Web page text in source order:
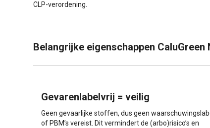
CLP-verordening.
Belangrijke eigenschappen CaluGreen
Gevarenlabelvrij = veilig
Geen gevaarlijke stoffen, dus geen
of PBM’s vereist. Dit vermindert de (arbo)risico’s en